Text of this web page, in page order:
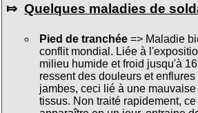
⤇ Quelques maladies de
Pied de tranchée=> Maladie
conflit mondial. Liée à
milieu humide et froid jusqu'à
ressent des douleurs et
jambes, ceci lié à une
tissus. Non traité rapidement,